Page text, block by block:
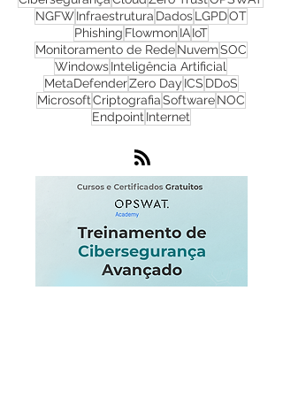
Cyber SecurityRansomwareProgress
FirewallRedesWhatsUp GoldCheck Point
CibersegurançaCloudZero TrustOPSWAT
NGFWInfraestruturaDadosLGPDOT
PhishingFlowmonIAIoT
Monitoramento de RedeNuvemSOC
WindowsInteligência Artificial
MetaDefenderZero DayICS
EndpointInternet